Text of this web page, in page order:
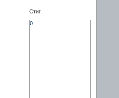
Стиг
0